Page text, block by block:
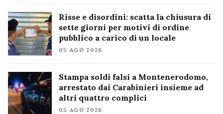
Risse e disordini: scatta la chiusura di
sette giorni per motivi di ordine
pubblico a carico di un locale
05 AGO 2026
Stampa soldi falsi a Montenerodomo,
arrestato dai Carabinieri insieme ad
altri quattro complici
05 AGO 2026